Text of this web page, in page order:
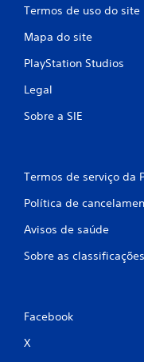
Termos de uso do site
Mapa do site
PlayStation Studios
Legal
Sobre a SIE
Termos de serviço da
Política de
Avisos de saúde
Sobre as classificações
Facebook
X